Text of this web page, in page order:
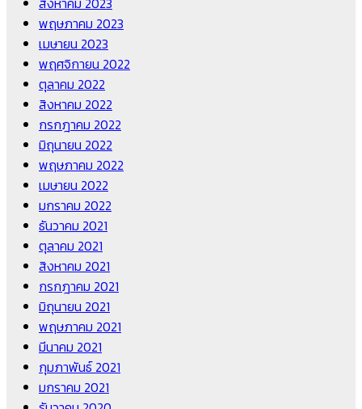
พฤษภาคม 2023
เมษายน 2023
พฤศจิกายน 2022
ตุลาคม 2022
สิงหาคม 2022
กรกฎาคม 2022
มิถุนายน 2022
พฤษภาคม 2022
เมษายน 2022
มกราคม 2022
ธันวาคม 2021
ตุลาคม 2021
สิงหาคม 2021
กรกฎาคม 2021
มิถุนายน 2021
พฤษภาคม 2021
มีนาคม 2021
กุมภาพันธ์ 2021
มกราคม 2021